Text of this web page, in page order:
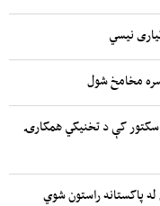
نیسي
سره مخامخ شول
سکتور کې د تخنیکي همکارۍ